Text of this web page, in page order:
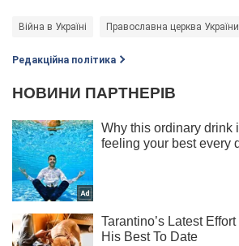
Війна в Україні Православна церква України
Редакційна політика